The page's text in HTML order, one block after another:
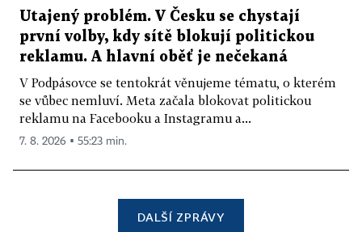
Utajený problém. V Česku se chystají
první volby, kdy sítě blokují politickou
reklamu. A hlavní oběť je nečekaná
V Podpásovce se tentokrát věnujeme tématu, o kterém
se vůbec nemluví. Meta začala blokovat politickou
reklamu na Facebooku a Instagramu a...
7. 8. 2026 ▪ 55:23 min.
DALŠÍ ZPRÁVY